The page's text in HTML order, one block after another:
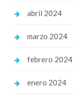
abril 2024
marzo 2024
febrero 2024
enero 2024